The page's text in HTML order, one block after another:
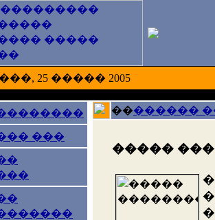
25 ����� 2005
���
��������
�����